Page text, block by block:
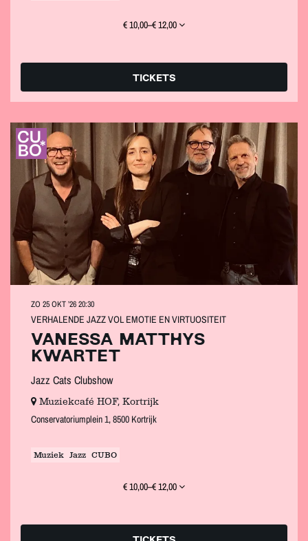
€ 10,00–€ 12,00
TICKETS
VANESSA MATTHYS
KWARTET
Jazz Cats Clubshow
VERHALENDE JAZZ VOL EMOTIE EN VIRTUOSITEIT
ZO 25 OKT ’2620:30
Muziekcafé HOF, Kortrijk
Conservatoriumplein 1, 8500 Kortrijk
Muziek Jazz CUBO
€ 10,00–€ 12,00